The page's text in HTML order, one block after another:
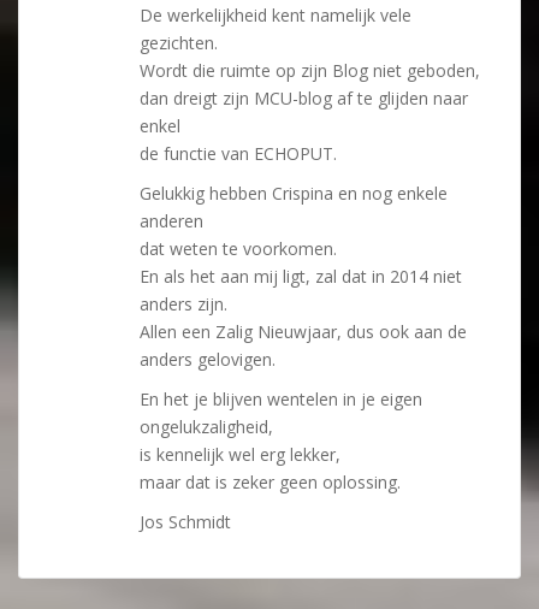
De werkelijkheid kent namelijk vele
gezichten.
Wordt die ruimte op zijn Blog niet geboden,
dan dreigt zijn MCU-blog af te glijden naar
enkel
de functie van ECHOPUT.
Gelukkig hebben Crispina en nog enkele
anderen
dat weten te voorkomen.
En als het aan mij ligt, zal dat in 2014 niet
anders zijn.
Allen een Zalig Nieuwjaar, dus ook aan de
anders gelovigen.
En het je blijven wentelen in je eigen
ongelukzaligheid,
is kennelijk wel erg lekker,
maar dat is zeker geen oplossing.
Jos Schmidt